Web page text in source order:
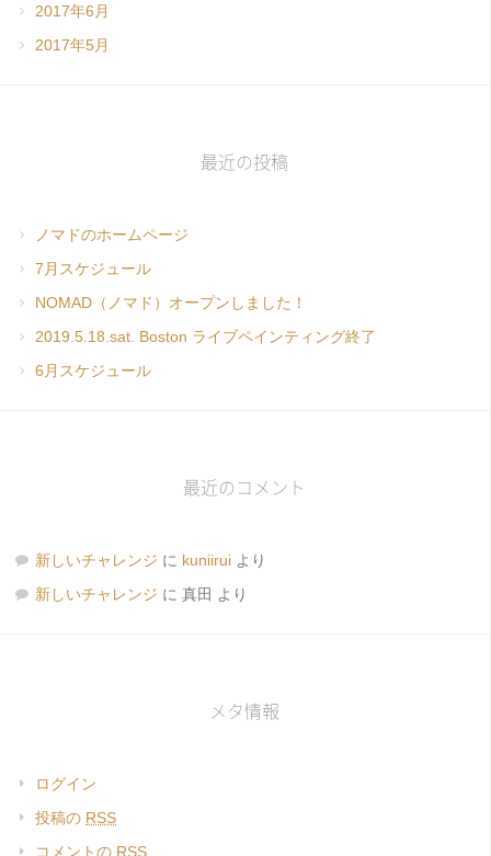
2017年6月
2017年5月
最近の投稿
ノマドのホームページ
7月スケジュール
NOMAD（ノマド）オープンしました！
2019.5.18.sat. Boston ライブペインティング終了
6月スケジュール
最近のコメント
新しいチャレンジ に kuniirui より
新しいチャレンジ に 真田 より
メタ情報
ログイン
投稿の RSS
コメントの RSS